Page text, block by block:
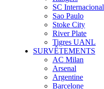
SC Internacional
Sao Paulo
Stoke City
River Plate
Tigres UANL
SURVÊTEMENTS
AC Milan
Arsenal
Argentine
Barcelone